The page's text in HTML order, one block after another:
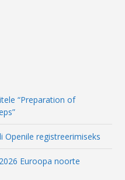
“Preparation of
Openile registreerimiseks
Euroopa noorte